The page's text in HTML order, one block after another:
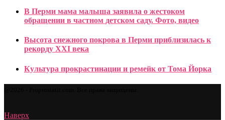
В Перми мама малыша заявила о жестоком
обращении в частном детском саду. Фото, видео
Высота снежного покрова в Перми приблизилась к
рекорду XXI века
Культура прокрастинации и ремейк от Тома Йорка
Наверх